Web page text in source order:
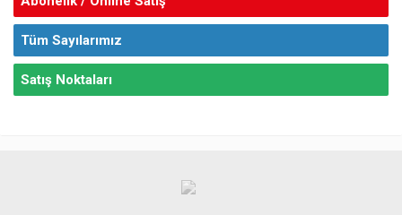
Tüm Sayılarımız
Satış Noktaları